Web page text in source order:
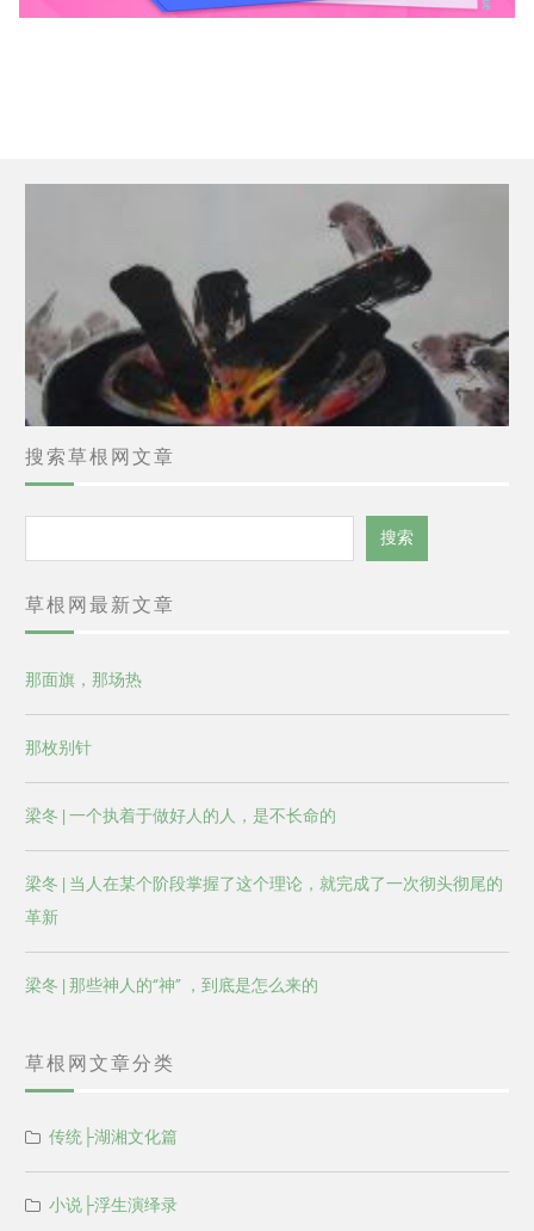
搜索草根网文章
索
搜索
草根网最新文章
那面旗，那场热
那枚别针
梁冬 | 一个执着于做好人的人，是不长命的
梁冬 | 当人在某个阶段掌握了这个理论，就完成了一次彻头彻尾的
革新
梁冬 | 那些神人的“神” ，到底是怎么来的
草根网文章分类
传统├湖湘文化篇
小说├浮生演绎录